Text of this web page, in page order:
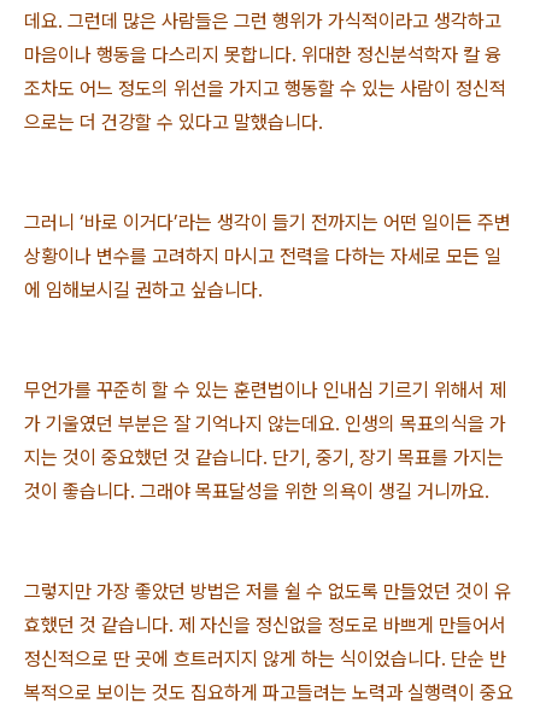
데요. 그런데 많은 사람들은 그런 행위가 가식적이라고 생각하고
마음이나 행동을 다스리지 못합니다. 위대한 정신분석학자 칼 융
조차도 어느 정도의 위선을 가지고 행동할 수 있는 사람이 정신적
으로는 더 건강할 수 있다고 말했습니다.
그러니 ‘바로 이거다’라는 생각이 들기 전까지는 어떤 일이든 주변
상황이나 변수를 고려하지 마시고 전력을 다하는 자세로 모든 일
에 임해보시길 권하고 싶습니다.
무언가를 꾸준히 할 수 있는 훈련법이나 인내심 기르기 위해서 제
가 기울였던 부분은 잘 기억나지 않는데요. 인생의 목표의식을 가
지는 것이 중요했던 것 같습니다. 단기, 중기, 장기 목표를 가지는
것이 좋습니다. 그래야 목표달성을 위한 의욕이 생길 거니까요.
그렇지만 가장 좋았던 방법은 저를 쉴 수 없도록 만들었던 것이 유
효했던 것 같습니다. 제 자신을 정신없을 정도로 바쁘게 만들어서
정신적으로 딴 곳에 흐트러지지 않게 하는 식이었습니다. 단순 반
복적으로 보이는 것도 집요하게 파고들려는 노력과 실행력이 중요